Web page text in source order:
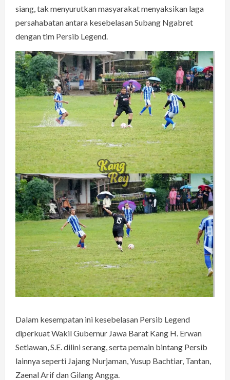
siang, tak menyurutkan masyarakat menyaksikan laga
persahabatan antara kesebelasan Subang Ngabret
dengan tim Persib Legend.
Dalam kesempatan ini kesebelasan Persib Legend
diperkuat Wakil Gubernur Jawa Barat Kang H. Erwan
Setiawan, S.E. dilini serang, serta pemain bintang Persib
lainnya seperti Jajang Nurjaman, Yusup Bachtiar, Tantan,
Zaenal Arif dan Gilang Angga.